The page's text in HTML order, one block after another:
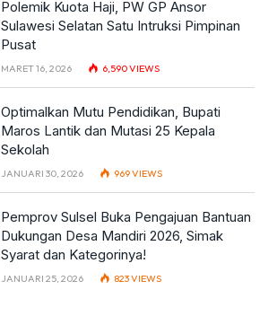
Polemik Kuota Haji, PW GP Ansor
Sulawesi Selatan Satu Intruksi Pimpinan
Pusat
MARET 16, 2026 6,590VIEWS
Optimalkan Mutu Pendidikan, Bupati
Maros Lantik dan Mutasi 25 Kepala
Sekolah
JANUARI 30, 2026 969VIEWS
Pemprov Sulsel Buka Pengajuan Bantuan
Dukungan Desa Mandiri 2026, Simak
Syarat dan Kategorinya!
JANUARI 25, 2026 823VIEWS